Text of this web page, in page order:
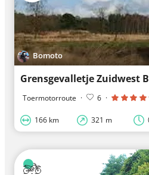
Bomoto
Grensgevalletje Zuidwest
Toermotorroute · 6 ·
166 km 321 m